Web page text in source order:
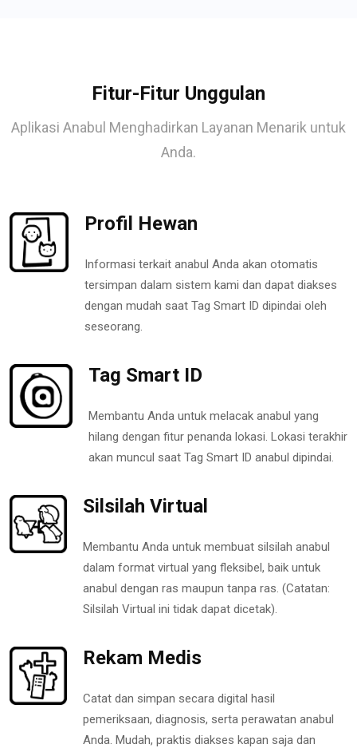
Fitur-Fitur Unggulan
Aplikasi Anabul Menghadirkan Layanan Menarik untuk
Anda.
Profil Hewan
Informasi terkait anabul Anda akan otomatis
tersimpan dalam sistem kami dan dapat diakses
dengan mudah saat Tag Smart ID dipindai oleh
seseorang.
Tag Smart ID
Membantu Anda untuk melacak anabul yang
hilang dengan fitur penanda lokasi. Lokasi terakhir
akan muncul saat Tag Smart ID anabul dipindai.
Silsilah Virtual
Membantu Anda untuk membuat silsilah anabul
dalam format virtual yang fleksibel, baik untuk
anabul dengan ras maupun tanpa ras. (Catatan:
Silsilah Virtual ini tidak dapat dicetak).
Rekam Medis
Catat dan simpan secara digital hasil
pemeriksaan, diagnosis, serta perawatan anabul
Anda. Mudah, praktis diakses kapan saja dan